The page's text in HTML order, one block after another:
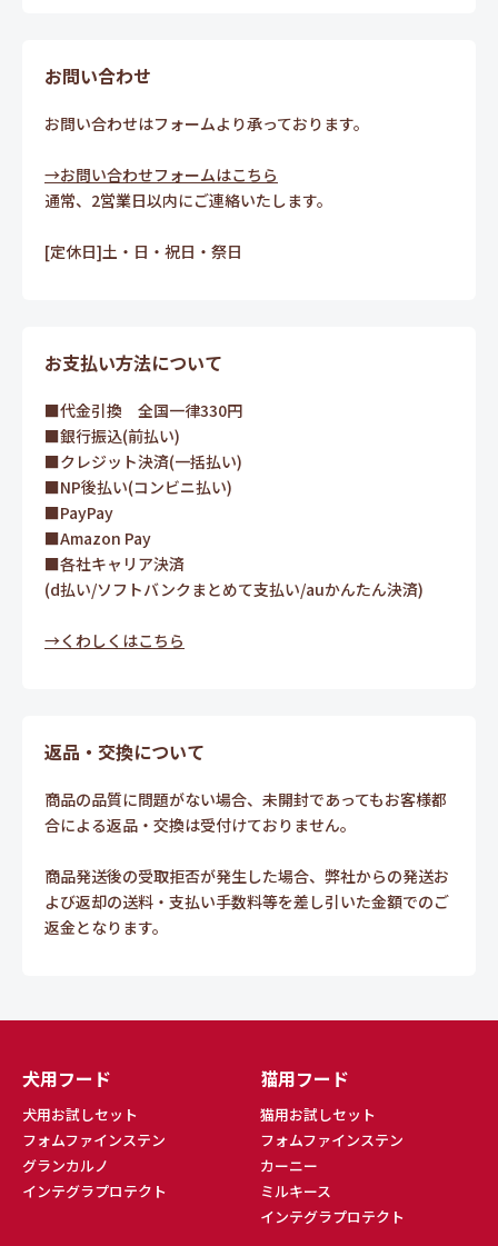
お問い合わせ
お問い合わせはフォームより承っております。
→お問い合わせフォームはこちら
通常、2営業日以内にご連絡いたします。
[定休日]土・日・祝日・祭日
お支払い方法について
■代金引換 全国一律330円
■銀行振込(前払い)
■クレジット決済(一括払い)
■NP後払い(コンビニ払い)
■PayPay
■Amazon Pay
■各社キャリア決済
(d払い/ソフトバンクまとめて支払い/auかんたん決済)
→くわしくはこちら
返品・交換について
商品の品質に問題がない場合、未開封であってもお客様都
合による返品・交換は受付けておりません。
商品発送後の受取拒否が発生した場合、弊社からの発送お
よび返却の送料・支払い手数料等を差し引いた金額でのご
返金となります。
犬用フード
犬用お試しセット
フォムファインステン
グランカルノ
インテグラプロテクト
猫用フード
猫用お試しセット
フォムファインステン
カーニー
ミルキース
インテグラプロテクト